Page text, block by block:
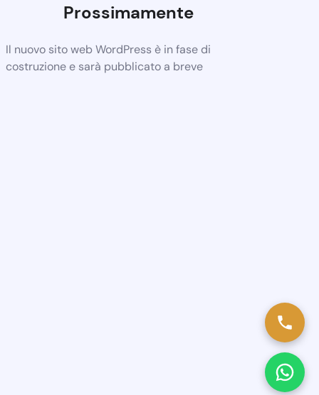
Prossimamente
Il nuovo sito web WordPress è in fase di
costruzione e sarà pubblicato a breve